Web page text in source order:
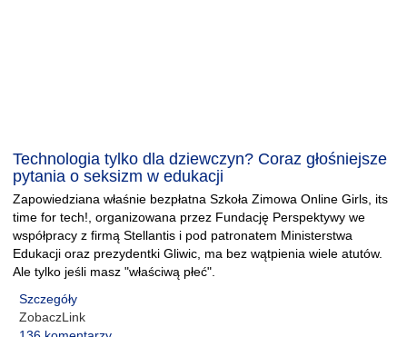
Technologia tylko dla dziewczyn? Coraz głośniejsze
pytania o seksizm w edukacji
Zapowiedziana właśnie bezpłatna Szkoła Zimowa Online Girls, its
time for tech!, organizowana przez Fundację Perspektywy we
współpracy z firmą Stellantis i pod patronatem Ministerstwa
Edukacji oraz prezydentki Gliwic, ma bez wątpienia wiele atutów.
Ale tylko jeśli masz "właściwą płeć".
Szczegóły
ZobaczLink